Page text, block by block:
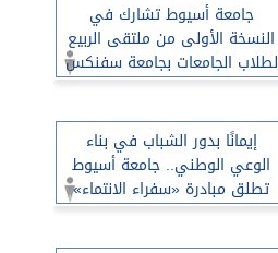
جامعة أسيوط تشارك في
النسخة الأولى من ملتقى الربيع
لطلاب الجامعات بجامعة سفنكس
إيمانًا بدور الشباب في بناء
الوعي الوطني.. جامعة أسيوط
تطلق مبادرة «سفراء الانتماء»